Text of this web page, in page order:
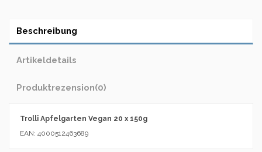
Beschreibung
Artikeldetails
Produktrezension(0)
Trolli Apfelgarten Vegan 20 x 150g
EAN: 4000512463689